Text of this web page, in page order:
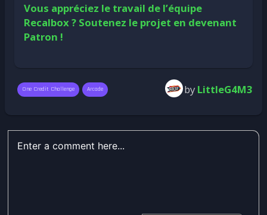
Vous appréciez le travail de l’équipe
Recalbox ? Soutenez le projet en devenant
Patron !
One Credit Challenge Arcade by LittleG4M3